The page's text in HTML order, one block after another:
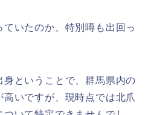
いたのか、特別噂も出回っ
身ということで、群馬県内の
いですが、現時点では北爪